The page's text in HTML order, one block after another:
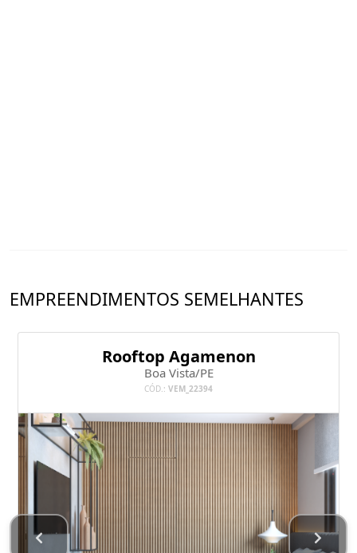
EMPREENDIMENTOS SEMELHANTES
Rooftop Agamenon
Boa Vista/PE
CÓD.: VEM_22394